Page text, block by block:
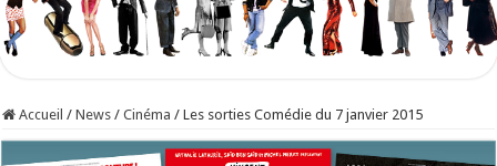
Accueil / News / Cinéma / Les sorties Comédie du 7 janvier 2015